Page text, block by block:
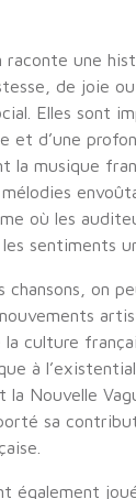
raconte une
de joie ou
Elles sont
et d’une
la musique
où les
sentiments
chansons, on
culture
à
la Nouvelle
sa
également